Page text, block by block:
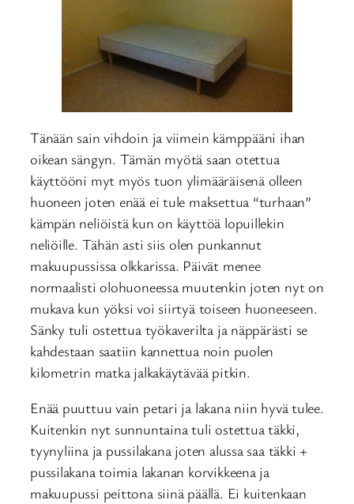
Tänään sain vihdoin ja viimein kämppääni ihan
oikean sängyn. Tämän myötä saan otettua
käyttööni myt myös tuon ylimääräisenä olleen
huoneen joten enää ei tule maksettua “turhaan”
kämpän neliöistä kun on käyttöä lopuillekin
neliöille. Tähän asti siis olen punkannut
makuupussissa olkkarissa. Päivät menee
normaalisti olohuoneessa muutenkin joten nyt on
mukava kun yöksi voi siirtyä toiseen huoneeseen.
Sänky tuli ostettua työkaverilta ja näppärästi se
kahdestaan saatiin kannettua noin puolen
kilometrin matka jalkakäytävää pitkin.
Enää puuttuu vain petari ja lakana niin hyvä tulee.
Kuitenkin nyt sunnuntaina tuli ostettua täkki,
tyynyliina ja pussilakana joten alussa saa täkki +
pussilakana toimia lakanan korvikkeena ja
makuupussi peittona siinä päällä. Ei kuitenkaan